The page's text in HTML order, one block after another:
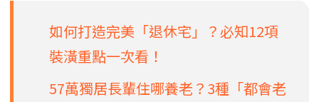
如何打造完美「退休宅」？必知12項
裝潢重點一次看！
57萬獨居長輩住哪養老？3種「都會老